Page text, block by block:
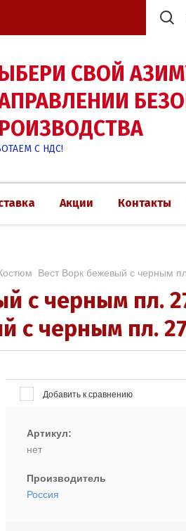
СВОЙ
С НДС!
Акции Контакты
Костюм  Вест Ворк бежевый с черным
с черным пл.
с черным пл.
Добавить к сравнению
Артикул:
нет
Производитель
Россия